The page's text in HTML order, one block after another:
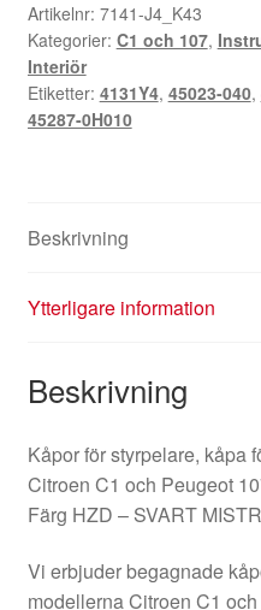
Artikelnr: 7141-J4_K43
Kategorier: C1 och 107,
Interiör
Etiketter: 4131Y4, 45023-040,
45287-0H010
Beskrivning
Ytterligare information
Beskrivning
Kåpor för styrpelare, kåpa
Citroen C1 och Peugeot
Färg HZD – SVART
Vi erbjuder begagnade
modellerna Citroen C1